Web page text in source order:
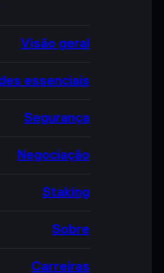
Visão geral
essenciais
Segurança
Negociação
Staking
Sobre
Carreiras